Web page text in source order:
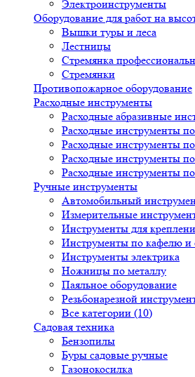
Электроинструменты
Оборудование для работ на
Вышки туры и леса
Лестницы
Стремянка
Стремянки
Противопожарное оборудование
Расходные инструменты
Расходные абразивные
Расходные инструменты
Расходные инструменты
Расходные инструменты
Расходные инструменты
Ручные инструменты
Автомобильный
Измерительные
Инструменты для
Инструменты по кафелю и
Инструменты электрика
Ножницы по металлу
Паяльное оборудование
Резьбонарезной
Все категории (10)
Садовая техника
Бензопилы
Буры садовые ручные
Газонокосилка